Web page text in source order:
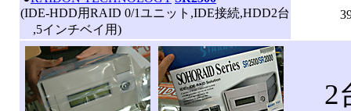
(IDE-HDD用RAID 0/1ユニット,IDE接続,HDD2台
,5インチベイ用)
2